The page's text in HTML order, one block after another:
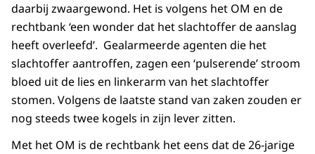
daarbij zwaargewond. Het is volgens het OM en de
rechtbank ‘een wonder dat het slachtoffer de aanslag
heeft overleefd’. Gealarmeerde agenten die het
slachtoffer aantroffen, zagen een ‘pulserende’ stroom
bloed uit de lies en linkerarm van het slachtoffer
stomen. Volgens de laatste stand van zaken zouden er
nog steeds twee kogels in zijn lever zitten.
Met het OM is de rechtbank het eens dat de 26-jarige